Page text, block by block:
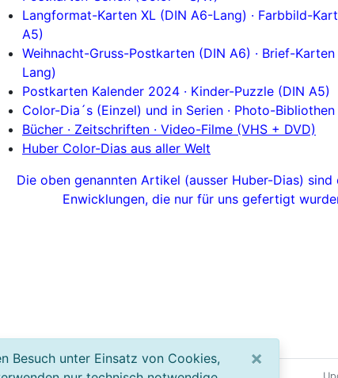
Langformat-Karten XL (DIN A6-Lang) · Farbbild-
A5)
Weihnacht-Gruss-Postkarten (DIN A6) · Brief-
Lang)
Postkarten Kalender 2024 · Kinder-Puzzle (DIN A5)
Color-Dia´s (Einzel) und in Serien · Photo-Bibliothen
Bücher · Zeitschriften · Video-Filme (VHS + DVD)
Huber Color-Dias aus aller Welt
Die oben genannten Artikel (ausser Huber-Dias) sind
Enwicklungen, die nur für uns gefertigt
Besuch unter Einsatz von Cookies,
×